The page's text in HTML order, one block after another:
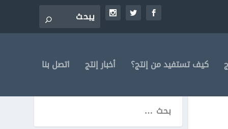
كيف تستفيد من إنتج؟ أخبار إنتج اتصل بنا